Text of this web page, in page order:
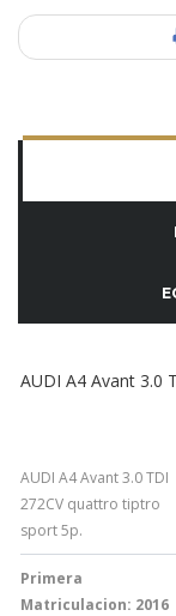
AUDI A4 Avant 3.0
AUDI A4 Avant 3.0 TDI
272CV quattro tiptro
sport 5p.
Primera
Matriculacion: 2016